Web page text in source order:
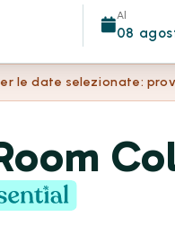
Al
08
le date selezionate: